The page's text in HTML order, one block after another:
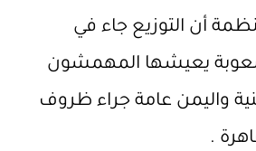
أن التوزيع جاء في
يعيشها المهمشون
واليمن عامة جراء ظروف
.